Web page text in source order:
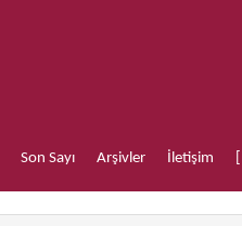
Son Sayı Arşivler İletişim